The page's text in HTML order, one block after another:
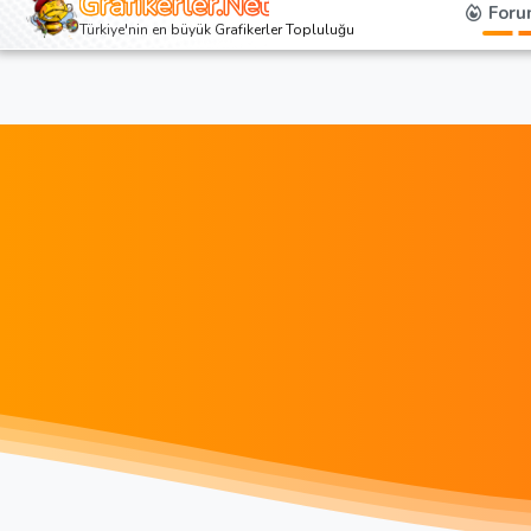
Türkiye'nin en büyük Grafikerler Topluluğu